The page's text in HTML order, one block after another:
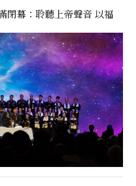
閉幕：聆聽上帝聲音 以福